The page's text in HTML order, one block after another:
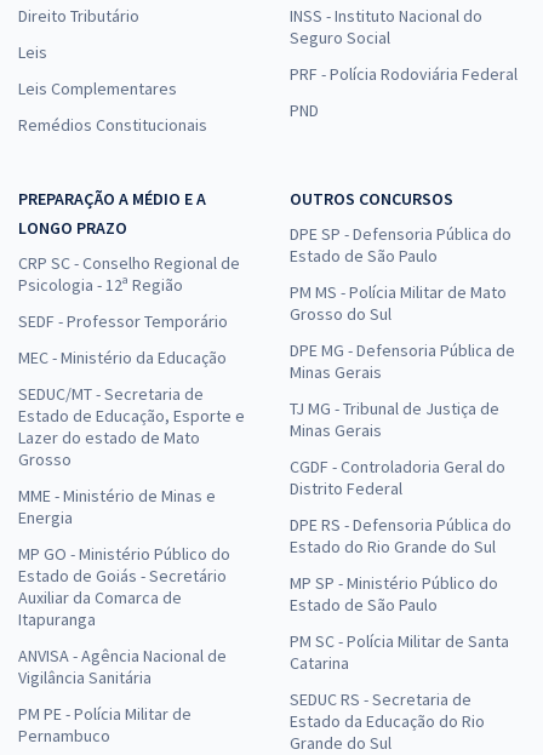
Direito Tributário
Leis
Leis Complementares
Remédios Constitucionais
INSS - Instituto Nacional do
Seguro Social
PRF - Polícia Rodoviária Federal
PND
PREPARAÇÃO A MÉDIO E A
LONGO PRAZO
CRP SC - Conselho Regional de
Psicologia - 12ª Região
SEDF - Professor Temporário
MEC - Ministério da Educação
SEDUC/MT - Secretaria de
Estado de Educação, Esporte e
Lazer do estado de Mato
Grosso
MME - Ministério de Minas e
Energia
MP GO - Ministério Público do
Estado de Goiás - Secretário
Auxiliar da Comarca de
Itapuranga
ANVISA - Agência Nacional de
Vigilância Sanitária
PM PE - Polícia Militar de
Pernambuco
OUTROS CONCURSOS
DPE SP - Defensoria Pública do
Estado de São Paulo
PM MS - Polícia Militar de Mato
Grosso do Sul
DPE MG - Defensoria Pública de
Minas Gerais
TJ MG - Tribunal de Justiça de
Minas Gerais
CGDF - Controladoria Geral do
Distrito Federal
DPE RS - Defensoria Pública do
Estado do Rio Grande do Sul
MP SP - Ministério Público do
Estado de São Paulo
PM SC - Polícia Militar de Santa
Catarina
SEDUC RS - Secretaria de
Estado da Educação do Rio
Grande do Sul